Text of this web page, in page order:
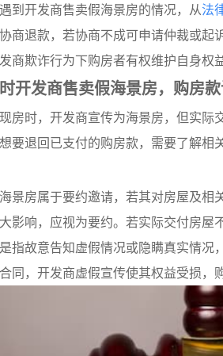
到开发商售卖假海景房的情况，从法
商退款，若协商不成可申请仲裁或
商欺诈行为下购房者有权维护自身权
开发商售卖假海景房，购房
房时，开发商宣传为海景房，但实
要退回已支付的购房款，需要了解相
景房属于要约邀请，若其对房屋及
影响，应视为要约。若实际交付房
指故意告知虚假情况或隐瞒真实情
同，开发商虚假宣传使其权益受损，